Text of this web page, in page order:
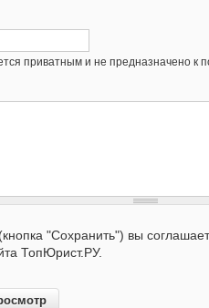
приватным и не предназначено к
"Сохранить") вы
ТопЮрист.РУ.